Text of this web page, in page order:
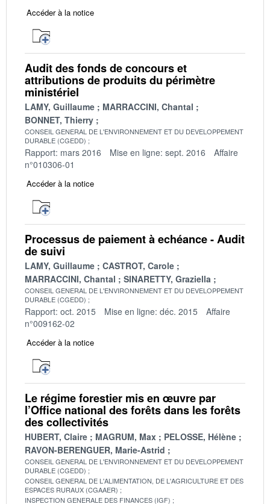
Accéder à la notice
Audit des fonds de concours et
attributions de produits du périmètre
ministériel
LAMY, Guillaume
MARRACCINI, Chantal
BONNET, Thierry
CONSEIL GENERAL DE L'ENVIRONNEMENT ET DU DEVELOPPEMENT
DURABLE (CGEDD)
Rapport: mars 2016 Mise en ligne: sept. 2016
Affaire
n°010306-01
Accéder à la notice
Processus de paiement à echéance - Audit
de suivi
LAMY, Guillaume
CASTROT, Carole
MARRACCINI, Chantal
SINARETTY, Graziella
CONSEIL GENERAL DE L'ENVIRONNEMENT ET DU DEVELOPPEMENT
DURABLE (CGEDD)
Rapport: oct. 2015 Mise en ligne: déc. 2015
Affaire
n°009162-02
Accéder à la notice
Le régime forestier mis en œuvre par
l’Office national des forêts dans les forêts
des collectivités
HUBERT, Claire MAGRUM, Max
PELOSSE, Hélène
RAVON-BERENGUER, Marie-Astrid
CONSEIL GENERAL DE L'ENVIRONNEMENT ET DU DEVELOPPEMENT
DURABLE (CGEDD)
CONSEIL GENERAL DE L'ALIMENTATION, DE L'AGRICULTURE ET DES
ESPACES RURAUX (CGAAER)
INSPECTION GENERALE DES FINANCES (IGF)